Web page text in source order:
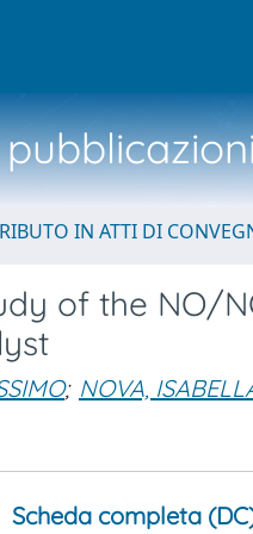
IN ATTI DI
of the NO/
; NOVA,
Scheda completa